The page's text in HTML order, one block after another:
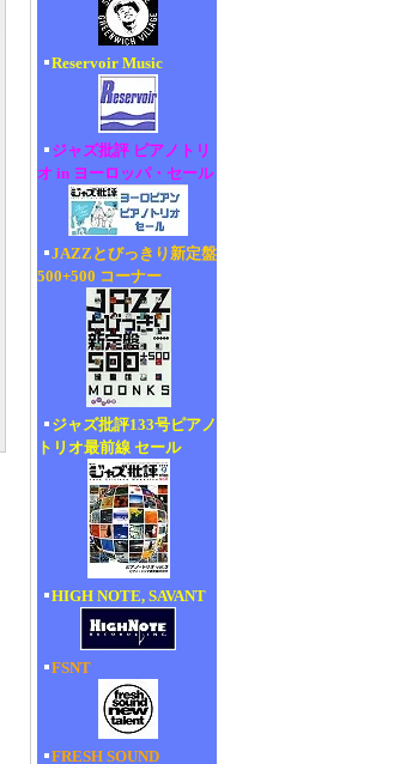
Reservoir Music
ジャズ批評 ピアノトリ
オ in ヨーロッパ・セール
JAZZとびっきり新定盤
500+500 コーナー
ジャズ批評133号ピアノ
トリオ最前線 セール
HIGH NOTE, SAVANT
FSNT
FRESH SOUND